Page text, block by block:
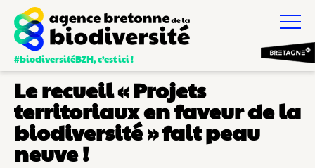
#biodiversitéBZH, c’est ici !
Le recueil « Projets
territoriaux en faveur de la
biodiversité » fait peau
neuve !